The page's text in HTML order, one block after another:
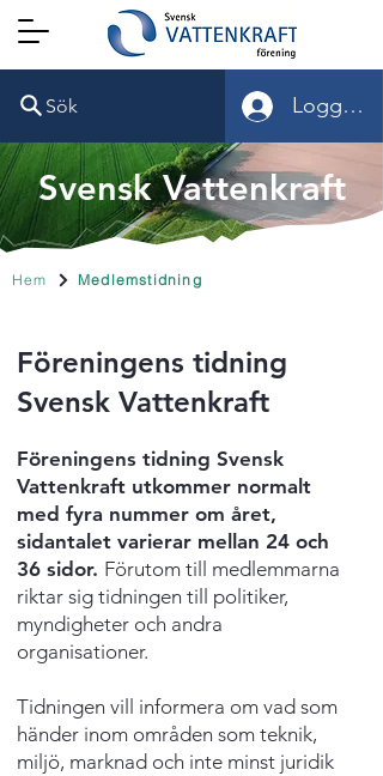
Sök Logga in
Svensk Vattenkraft
Hem Medlemstidning
Föreningens tidning
Svensk Vattenkraft
Föreningens tidning Svensk
Vattenkraft utkommer normalt
med fyra nummer om året,
sidantalet varierar mellan 24 och
36 sidor. Förutom till medlemmarna
riktar sig tidningen till politiker,
myndigheter och andra
organisationer.
Tidningen vill informera om vad som
händer inom områden som teknik,
miljö, marknad och inte minst juridik